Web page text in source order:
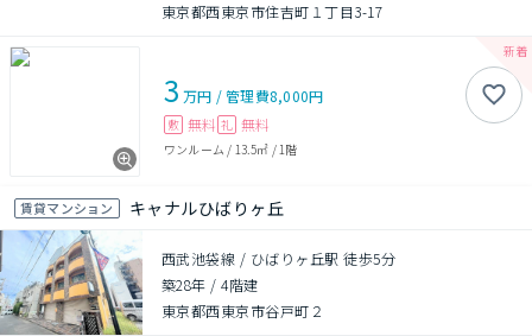
東京都西東京市住吉町１丁目3-17
3 万円 /管理費8,000円
敷 無料 礼 無料
ワンルーム / 13.5㎡ / 1階
賃貸マンション キャナルひばりヶ丘
西武池袋線 / ひばりヶ丘駅 徒歩5分
築28年 /4階建
東京都西東京市谷戸町２